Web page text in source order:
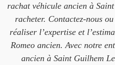
rachat véhicule ancien à
racheter. Contactez-nous
réaliser l’expertise et
Romeo ancien. Avec notre
ancien à Saint Guilhem